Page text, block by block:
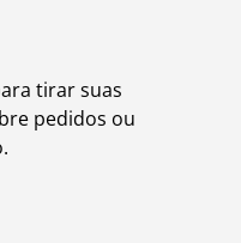
tirar suas
pedidos ou